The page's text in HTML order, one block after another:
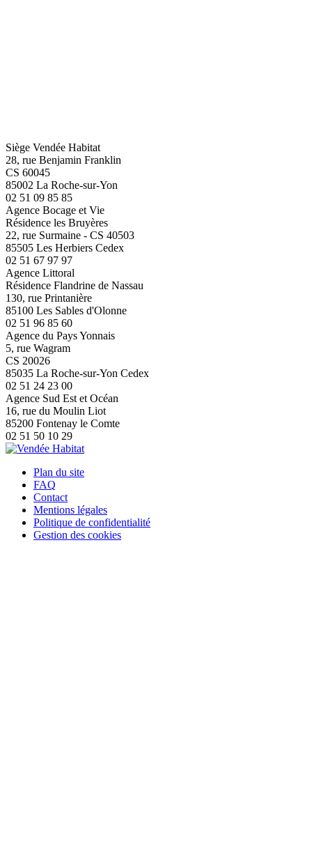
Siège Vendée Habitat
28, rue Benjamin Franklin
CS 60045
85002 La Roche-sur-Yon
02 51 09 85 85
Agence Bocage et Vie
Résidence les Bruyères
22, rue Surmaine - CS 40503
85505 Les Herbiers Cedex
02 51 67 97 97
Agence Littoral
Résidence Flandrine de Nassau
130, rue Printanière
85100 Les Sables d'Olonne
02 51 96 85 60
Agence du Pays Yonnais
5, rue Wagram
CS 20026
85035 La Roche-sur-Yon Cedex
02 51 24 23 00
Agence Sud Est et Océan
16, rue du Moulin Liot
85200 Fontenay le Comte
02 51 50 10 29
Plan du site
FAQ
Contact
Mentions légales
Politique de confidentialité
Gestion des cookies